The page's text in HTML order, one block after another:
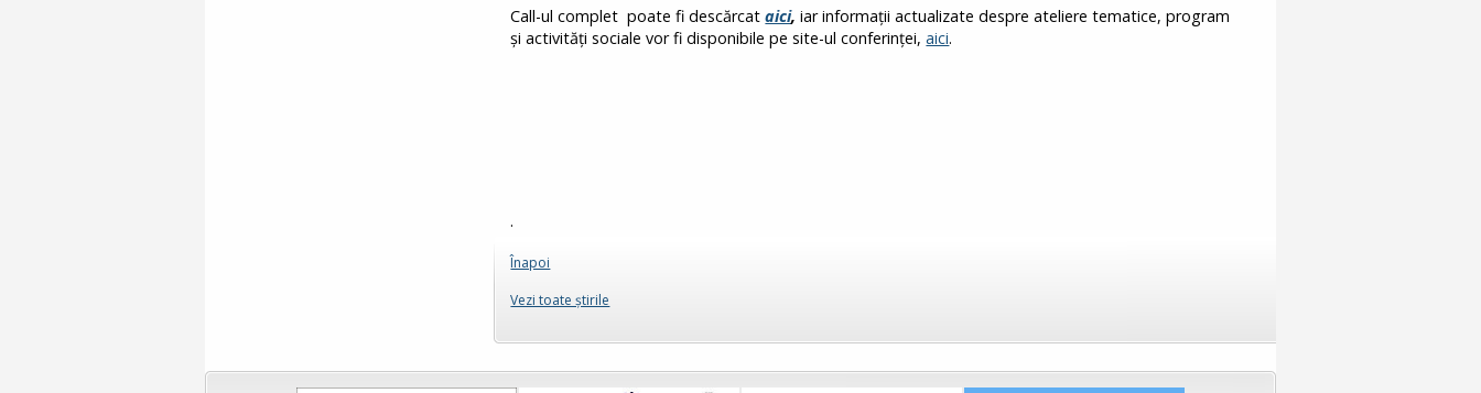
Call-ul complet poate fi descărcataici,iar informații actualizate despre ateliere tematice, program
și activități sociale vor fi disponibile pe site-ul conferinței,aici.
.
Înapoi
Vezi toate ştirile